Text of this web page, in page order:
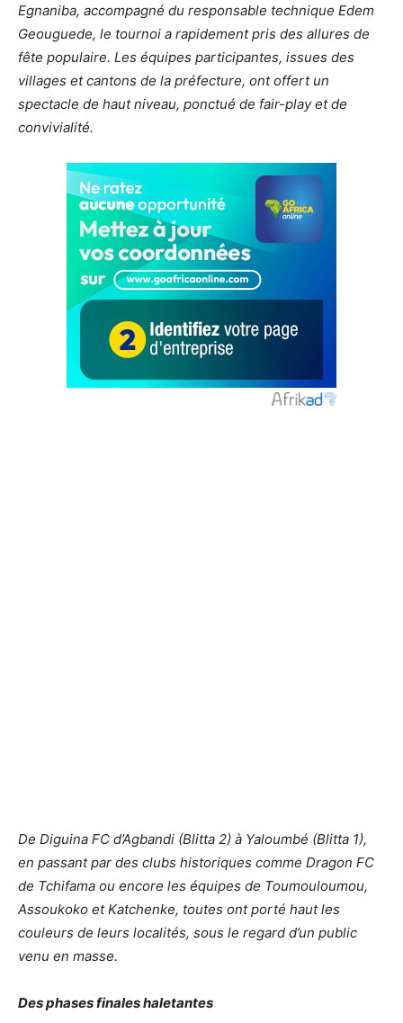
Egnaniba, accompagné du responsable technique Edem
Geouguede, le tournoi a rapidement pris des allures de
fête populaire. Les équipes participantes, issues des
villages et cantons de la préfecture, ont offert un
spectacle de haut niveau, ponctué de fair-play et de
convivialité.
De Diguina FC d’Agbandi (Blitta 2) à Yaloumbé (Blitta 1),
en passant par des clubs historiques comme Dragon FC
de Tchifama ou encore les équipes de Toumouloumou,
Assoukoko et Katchenke, toutes ont porté haut les
couleurs de leurs localités, sous le regard d’un public
venu en masse.
Des phases finales haletantes